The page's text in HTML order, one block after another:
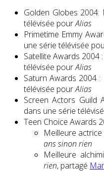
Golden Globes
télévisée pourAlias
Primetime Emmy
une série télévisée
Satellite Awards 2004
télévisée pourAlias
Saturn Awards 2004
télévisée pourAlias
Screen Actors Guild
dans une série
Teen Choice Awards
Meilleure
ans sinon rien
Meilleure
rien, partagé